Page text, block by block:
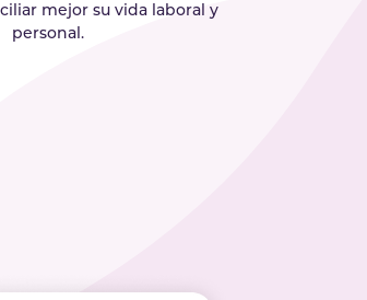
mejor su vida laboral y
personal.